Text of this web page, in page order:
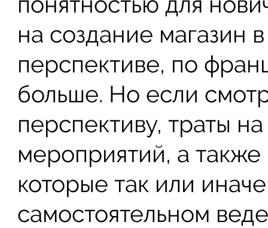
на создание магазин
перспективе, по
больше. Но если
перспективу, траты
мероприятий, а
которые так или
самостоятельном